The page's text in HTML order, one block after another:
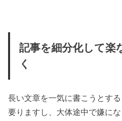
記事を細分化して楽
く
長い文章を一気に書こうとす
要りますし、大体途中で嫌にな